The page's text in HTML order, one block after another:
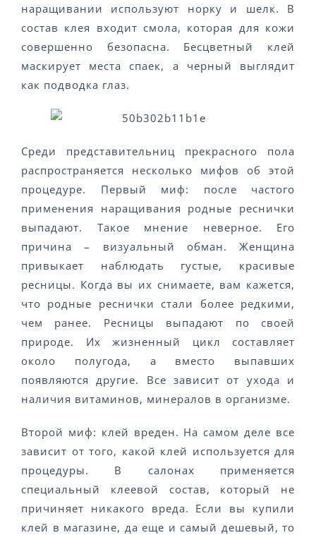
наращивании используют норку и шелк. В
состав клея входит смола, которая для кожи
совершенно безопасна. Бесцветный клей
маскирует места спаек, а черный выглядит
как подводка глаз.
Среди представительниц прекрасного пола
распространяется несколько мифов об этой
процедуре. Первый миф: после частого
применения наращивания родные реснички
выпадают. Такое мнение неверное. Его
причина – визуальный обман. Женщина
привыкает наблюдать густые, красивые
ресницы. Когда вы их снимаете, вам кажется,
что родные реснички стали более редкими,
чем ранее. Ресницы выпадают по своей
природе. Их жизненный цикл составляет
около полугода, а вместо выпавших
появляются другие. Все зависит от ухода и
наличия витаминов, минералов в организме.
Второй миф: клей вреден. На самом деле все
зависит от того, какой клей используется для
процедуры. В салонах применяется
специальный клеевой состав, который не
причиняет никакого вреда. Если вы купили
клей в магазине, да еще и самый дешевый, то